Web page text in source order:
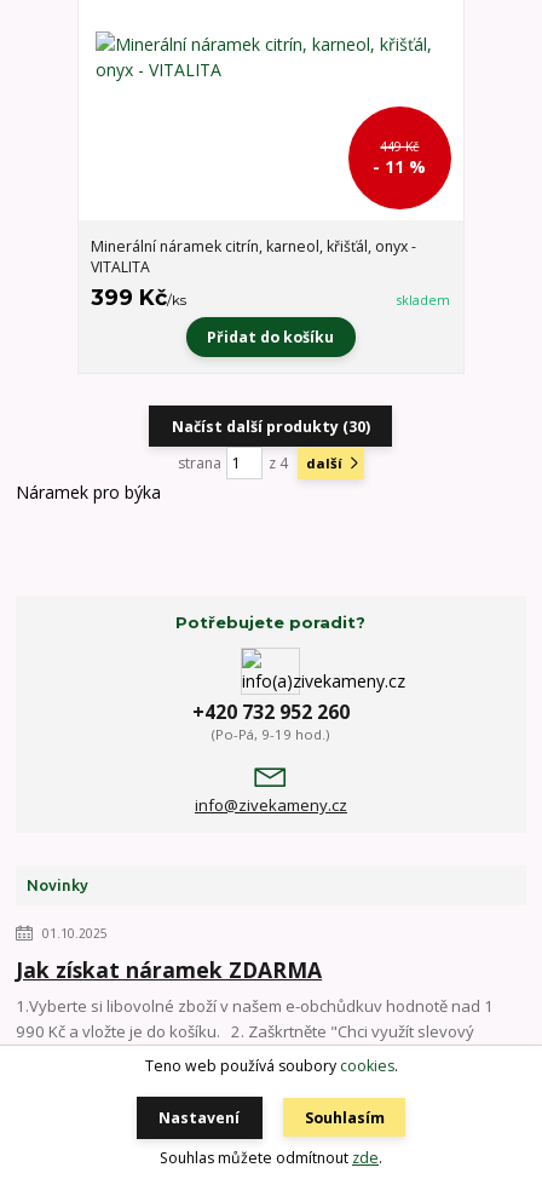
449 Kč
- 11 %
Minerální náramek citrín, karneol, křišťál, onyx -
VITALITA
399 Kč/ks skladem
Přidat do košíku
Načíst další produkty (30)
strana
z 4 další
Náramek pro býka
Potřebujete poradit?
+420 732 952 260
(Po-Pá, 9-19 hod.)
info@zivekameny.cz
Novinky
01.10.2025
Jak získat náramek ZDARMA
1.Vyberte si libovolné zboží v našem e-obchůdkuv hodnotě nad 1
990 Kč a vložte je do košíku. 2. Zaškrtněte "Chci využít slevový
kupón" a vložte ...číst celé
Více výdejních míst PPL
Teno web používá soubory cookies.
Nastavení
Souhlasím
Souhlas můžete odmítnout zde.